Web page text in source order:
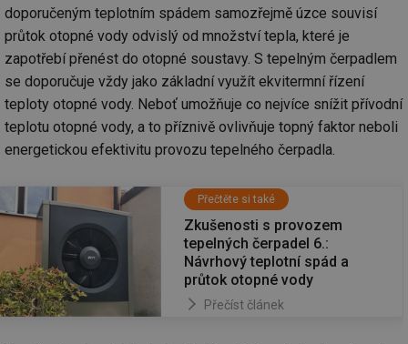
doporučeným teplotním spádem samozřejmě úzce souvisí
průtok otopné vody odvislý od množství tepla, které je
zapotřebí přenést do otopné soustavy. S tepelným čerpadlem
se doporučuje vždy jako základní využít ekvitermní řízení
teploty otopné vody. Neboť umožňuje co nejvíce snížit přívodní
teplotu otopné vody, a to příznivě ovlivňuje topný faktor neboli
energetickou efektivitu provozu tepelného čerpadla.
Přečtěte si také
Zkušenosti s provozem
tepelných čerpadel 6.:
Návrhový teplotní spád a
průtok otopné vody
Přečíst článek